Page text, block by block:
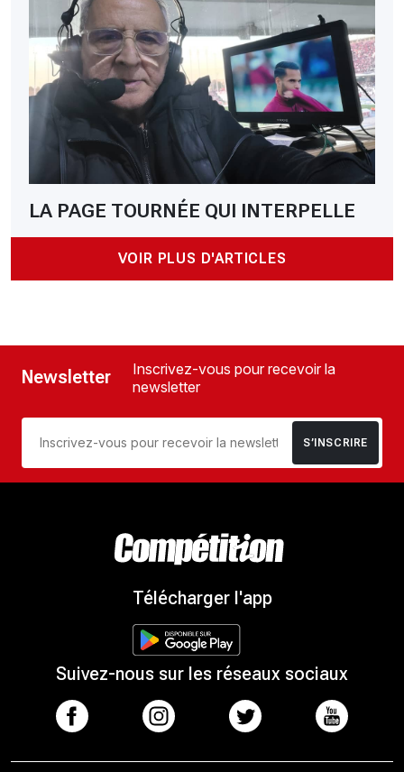
LA PAGE TOURNÉE QUI INTERPELLE
VOIR PLUS D'ARTICLES
Newsletter
Inscrivez-vous pour recevoir la
newsletter
S’INSCRIRE
Télécharger l'app
Suivez-nous sur les réseaux sociaux